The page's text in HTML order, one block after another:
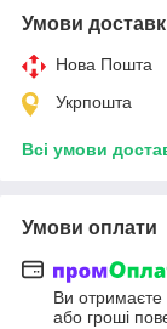
Умови
Нова Пошта
Укрпошта
Всі умови
Умови оплати
Ви
або гроші